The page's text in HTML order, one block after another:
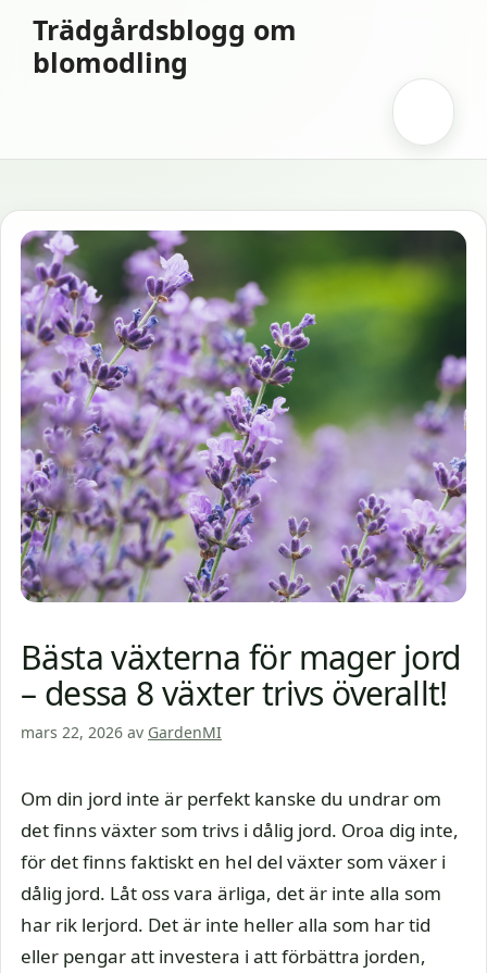
innehåll
Trädgårdsblogg om
blomodling
Bästa växterna för mager jord
– dessa 8 växter trivs överallt!
mars 22, 2026 av GardenMI
Om din jord inte är perfekt kanske du undrar om
det finns växter som trivs i dålig jord. Oroa dig inte,
för det finns faktiskt en hel del växter som växer i
dålig jord. Låt oss vara ärliga, det är inte alla som
har rik lerjord. Det är inte heller alla som har tid
eller pengar att investera i att förbättra jorden,